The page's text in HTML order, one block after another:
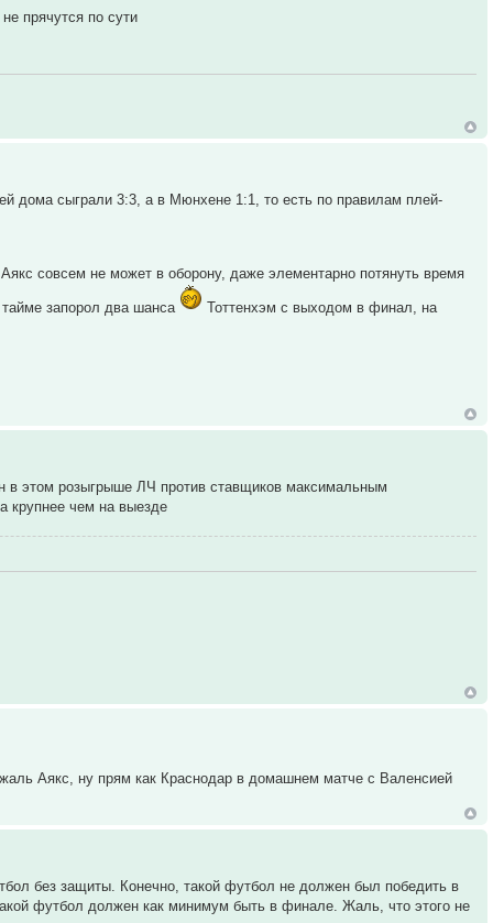
прячутся по сути
дома сыграли 3:3, а в Мюнхене 1:1, то есть по правилам плей-
совсем не может в оборону, даже элементарно потянуть время
запорол два шанса
Тоттенхэм с выходом в финал, на
в этом розыгрыше ЛЧ против ставщиков максимальным
крупнее чем на выезде
Аякс, ну прям как Краснодар в домашнем матче с Валенсией
без защиты. Конечно, такой футбол не должен был победить в
футбол должен как минимум быть в финале. Жаль, что этого не